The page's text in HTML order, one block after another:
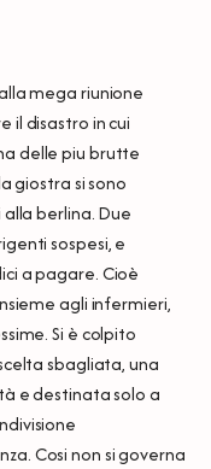
mega riunione
il disastro in cui
delle piu brutte
giostra si sono
berlina. Due
sospesi, e
a pagare. Cioè
agli infermieri,
Si è colpito
sbagliata, una
e destinata solo a
Cosi non si governa